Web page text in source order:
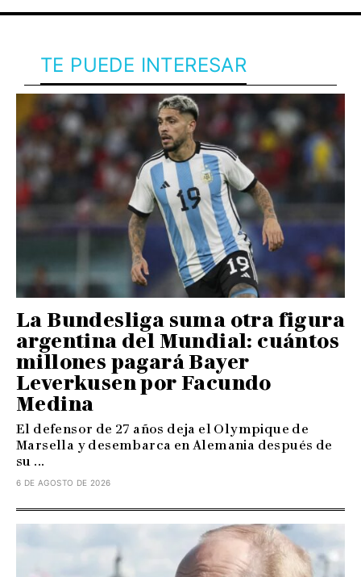
TE PUEDE INTERESAR
La Bundesliga suma otra figura
argentina del Mundial: cuántos
millones pagará Bayer
Leverkusen por Facundo
Medina
El defensor de 27 años deja el Olympique de
Marsella y desembarca en Alemania después de
su ...
6 DE AGOSTO DE 2026